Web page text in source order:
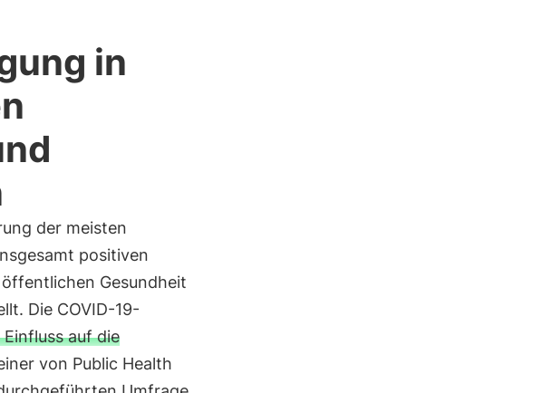
in
der meisten
positiven
Gesundheit
Die COVID-19-
auf die
von Public Health